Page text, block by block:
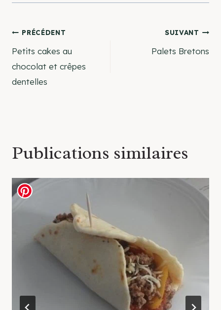
Navigation
de
l’article
PRÉCÉDENT
Petits cakes au
chocolat et crêpes
dentelles
SUIVANT
Palets Bretons
Publications similaires